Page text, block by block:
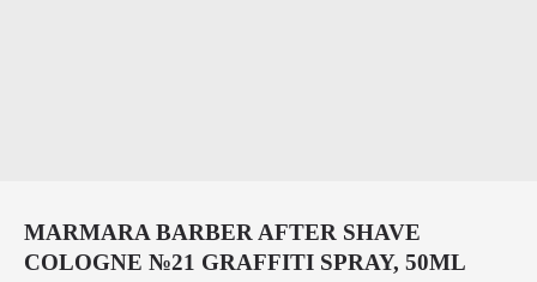
MARMARA BARBER AFTER SHAVE
COLOGNE №21 GRAFFITI SPRAY, 50ML